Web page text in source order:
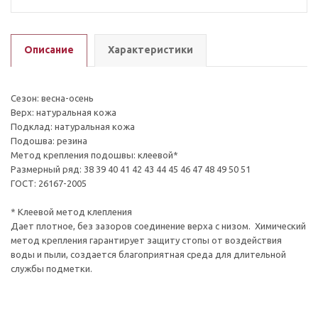
Описание Характеристики
Сезон: весна-осень
Верх: натуральная кожа
Подклад: натуральная кожа
Подошва: резина
Метод крепления подошвы: клеевой*
Размерный ряд: 38 39 40 41 42 43 44 45 46 47 48 49 50 51
ГОСТ: 26167-2005
* Клеевой метод клепления
Дает плотное, без зазоров соединение верха с низом. Химический
метод крепления гарантирует защиту стопы от воздействия
воды и пыли, создается благоприятная среда для длительной
службы подметки.